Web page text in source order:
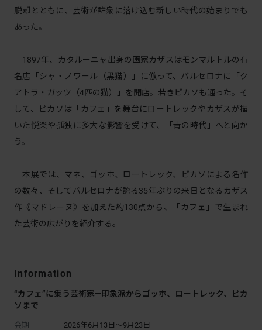
脱却とともに、芸術が群衆に溶け込む新しい時代の始まりでも
あった。
1897年、カタルーニャ出身の画家カザスはモンマルトルの有
名店「シャ・ノワール（黒猫）」に倣って、バルセロナに「ク
アトラ・ガッツ（4匹の猫）」を開店。若きピカソも通った。そ
して、ピカソは「カフェ」を舞台にロートレックやカザスが描
いた悦楽や孤独に多大な影響を受けて、「青の時代」へと向か
う。
本展では、マネ、ゴッホ、ロートレック、ピカソによる名作
の数々、そしてバルセロナが誇る35年ぶりの来日となるカザス
作《マドレーヌ》を加えた約130点から、「カフェ」で生まれ
た芸術の広がりを紹介する。
Information
“カフェ”に集う芸術家―印象派からゴッホ、ロートレック、ピカ
ソまで
会期
2026年6月13日～9月23日